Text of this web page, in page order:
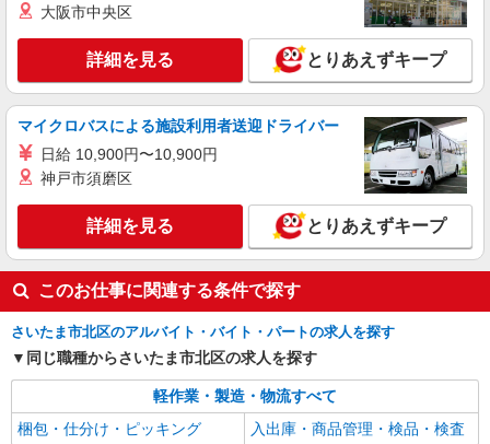
大阪市中央区
詳細を見る とりあえずキープ
マイクロバスによる施設利用者送迎ドライバー
日給 10,900円〜10,900円
神戸市須磨区
詳細を見る とりあえずキープ
このお仕事に関連する条件で探す
さいたま市北区のアルバイト・バイト・パートの求人を探す
同じ職種からさいたま市北区の求人を探す
軽作業・製造・物流すべて
梱包・仕分け・ピッキング
入出庫・商品管理・検品・検査